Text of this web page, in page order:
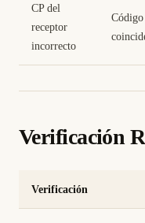
CP del
receptor
incorrecto
Verificación
Verificación